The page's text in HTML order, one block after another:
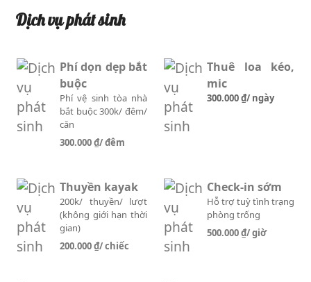
Dịch vụ phát sinh
Phí dọn dẹp bắt
buộc
Phí vệ sinh tòa nhà
bắt buộc 300k/ đêm/
căn
300.000 ₫/ đêm
Thuê loa kéo,
mic
300.000 ₫/ ngày
Thuyền kayak
200k/ thuyền/ lượt
(không giới hạn thời
gian)
200.000 ₫/ chiếc
Check-in sớm
Hỗ trợ tuỳ tình trạng
phòng trống
500.000 ₫/ giờ